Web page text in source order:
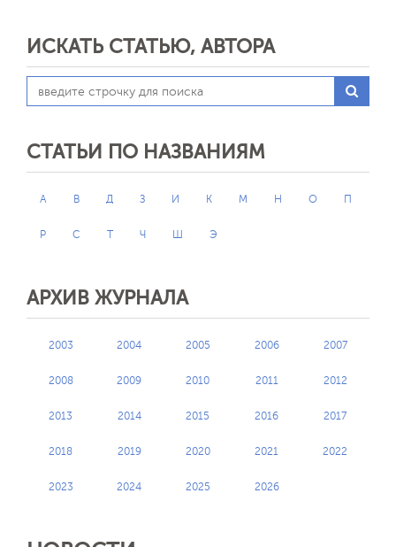
ИСКАТЬ СТАТЬЮ, АВТОРА
СТАТЬИ ПО НАЗВАНИЯМ
А В Д З И К М Н О П
Р С Т Ч Ш Э
АРХИВ ЖУРНАЛА
2003 2004 2005 2006 2007
2008 2009 2010 2011 2012
2013 2014 2015 2016 2017
2018 2019 2020 2021 2022
2023 2024 2025 2026